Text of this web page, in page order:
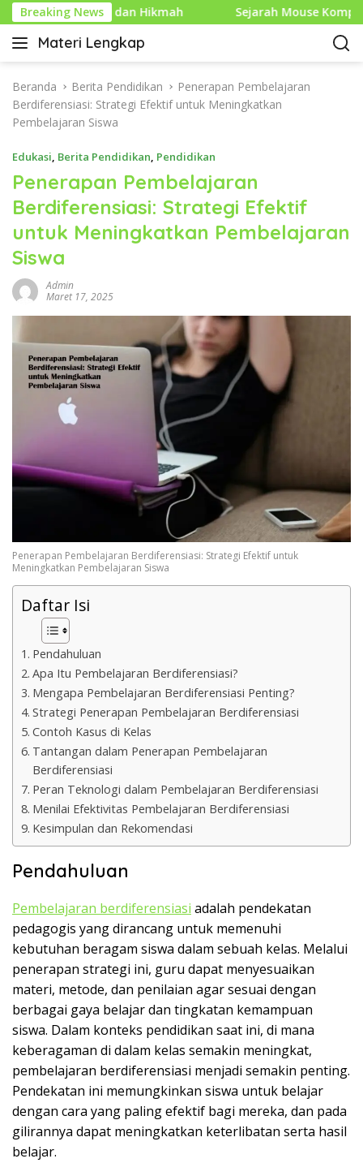
a
Breaking News
dan Hikmah Sejarah Mouse Komputer: Dari
Materi Lengkap
I
f
o
P
n
d
i
d
i
a
e
g
k
a
Beranda Berita Pendidikan
Penerapan Pembelajaran
Berdiferensiasi: Strategi Efektif untuk Meningkatkan
Pembelajaran Siswa
Edukasi, Berita Pendidikan, Pendidikan
Penerapan Pembelajaran
Berdiferensiasi: Strategi Efektif
untuk Meningkatkan Pembelajaran
Siswa
Admin
Maret 17, 2025
Penerapan Pembelajaran Berdiferensiasi: Strategi Efektif untuk
Meningkatkan Pembelajaran Siswa
Daftar Isi
Pendahuluan
Apa Itu Pembelajaran Berdiferensiasi?
Mengapa Pembelajaran Berdiferensiasi Penting?
Strategi Penerapan Pembelajaran Berdiferensiasi
Contoh Kasus di Kelas
Tantangan dalam Penerapan Pembelajaran
Berdiferensiasi
Peran Teknologi dalam Pembelajaran Berdiferensiasi
Menilai Efektivitas Pembelajaran Berdiferensiasi
Kesimpulan dan Rekomendasi
Pendahuluan
Pembelajaran berdiferensiasi adalah pendekatan
pedagogis yang dirancang untuk memenuhi
kebutuhan beragam siswa dalam sebuah kelas. Melalui
penerapan strategi ini, guru dapat menyesuaikan
materi, metode, dan penilaian agar sesuai dengan
berbagai gaya belajar dan tingkatan kemampuan
siswa. Dalam konteks pendidikan saat ini, di mana
keberagaman di dalam kelas semakin meningkat,
pembelajaran berdiferensiasi menjadi semakin penting.
Pendekatan ini memungkinkan siswa untuk belajar
dengan cara yang paling efektif bagi mereka, dan pada
gilirannya dapat meningkatkan keterlibatan serta hasil
belajar.